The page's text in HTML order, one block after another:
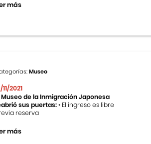
más
Museo
11/2021
Museo de la Inmigración Japonesa
sus puertas:• El ingreso es libre
reserva
más